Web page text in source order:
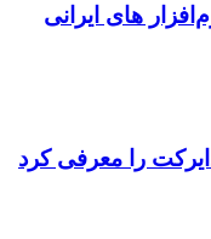
های ایرانی
را معرفی کرد